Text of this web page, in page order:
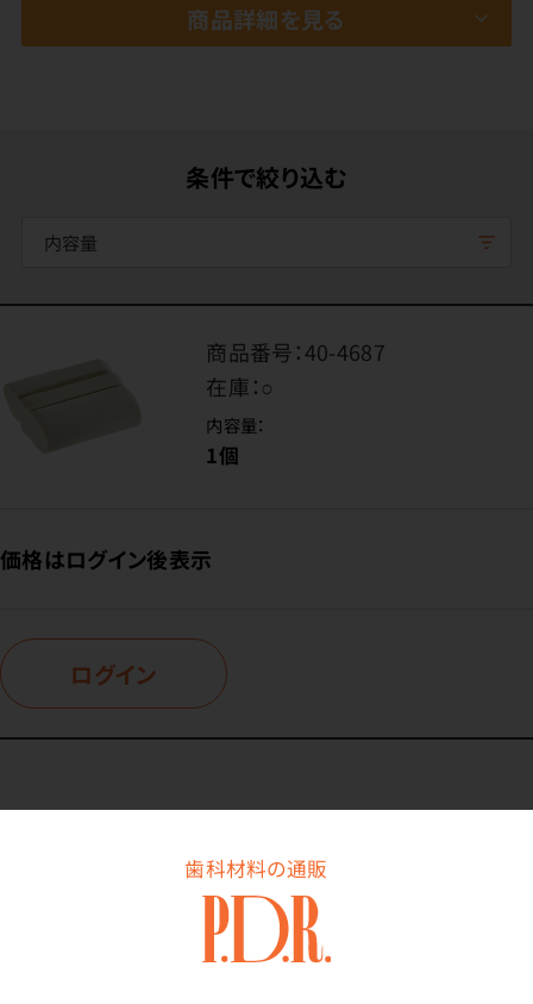
歯科材料の通販
商品詳細を見る
条件で絞り込む
内容量
商品番号：40-4687
在庫：○
内容量：
1個
価格はログイン後表示
ログイン